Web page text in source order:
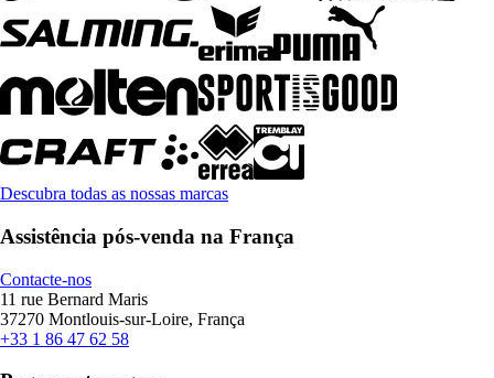
Descubra todas as nossas marcas
Assistência pós-venda na França
Contacte-nos
11 rue Bernard Maris
37270 Montlouis-sur-Loire, França
+33 1 86 47 62 58